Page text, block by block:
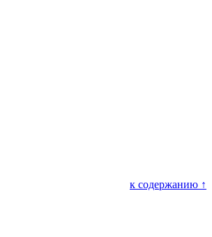
к содержанию ↑